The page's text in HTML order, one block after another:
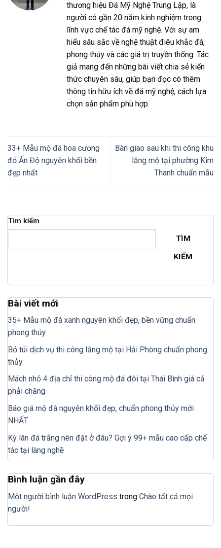
thương hiệu Đá Mỹ Nghệ Trung Lập, là
người có gần 20 năm kinh nghiệm trong
lĩnh vực chế tác đá mỹ nghệ. Với sự am
hiểu sâu sắc về nghệ thuật điêu khắc đá,
phong thủy và các giá trị truyền thống. Tác
giả mang đến những bài viết chia sẻ kiến
thức chuyên sâu, giúp bạn đọc có thêm
thông tin hữu ích về đá mỹ nghệ, cách lựa
chọn sản phẩm phù hợp.
33+ Mẫu mộ đá hoa cương
đỏ Ấn Độ nguyên khối bền
đẹp nhất
Bàn giao sau khi thi công khu
lăng mộ tại phường Kim
Thanh chuẩn mẫu
Tìm kiếm
TÌM
KIẾM
Bài viết mới
35+ Mẫu mộ đá xanh nguyên khối đẹp, bền vững chuẩn
phong thủy
Bỏ túi dịch vụ thi công lăng mộ tại Hải Phòng chuẩn phong
thủy
Mách nhỏ 4 địa chỉ thi công mộ đá đôi tại Thái Bình giá cả
phải chăng
Báo giá mộ đá nguyên khối đẹp, chuẩn phong thủy mới
NHẤT
Kỳ lân đá trắng nên đặt ở đâu? Gợi ý 99+ mẫu cao cấp chế
tác tại làng nghề
Bình luận gần đây
Một người bình luận WordPress trong Chào tất cả mọi
người!